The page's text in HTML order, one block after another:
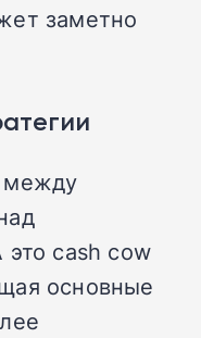
заметно
между
cash cow
основные